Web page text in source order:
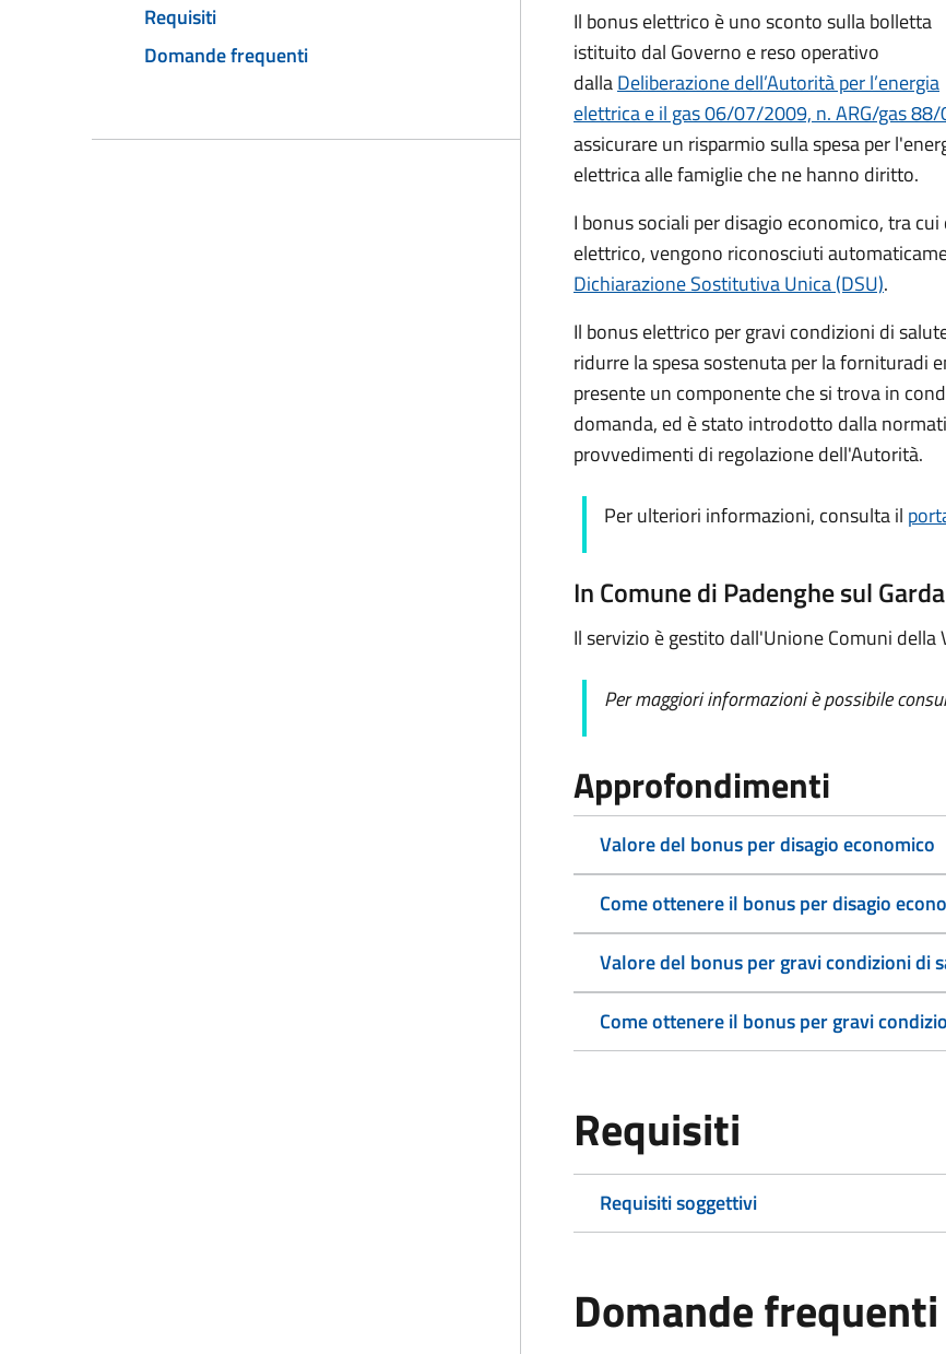
Requisiti
Domande frequenti
Il bonus elettrico è uno sconto sulla bolletta
istituito dal Governo e reso operativo
dallaDeliberazione dell’Autorità per l’energia
elettrica e il gas 06/07/2009, n. ARG/gas
assicurare un risparmio sulla spesa per
elettrica alle famiglie che ne hanno diritto.
I bonus sociali per disagio economico, tra cui
elettrico, vengono riconosciuti
Dichiarazione Sostitutiva Unica (DSU).
Il bonus elettrico per gravi condizioni di
ridurre la spesa sostenuta per la fornituradi
presente un componente che si trova in
domanda, ed èstato introdotto dalla
provvedimenti di regolazione dell'Autorità.
Per ulteriori informazioni, consulta il
In Comune di Padenghe sul
Il servizio è gestito dall'Unione Comuni della
Per maggiori informazioni è possibile
Approfondimenti
Valore del bonus per disagio economico
Come ottenere il bonus per disagio
Valore del bonus per gravi condizioni di
Come ottenere il bonus per gravi
Requisiti
Requisiti soggettivi
Domande frequenti